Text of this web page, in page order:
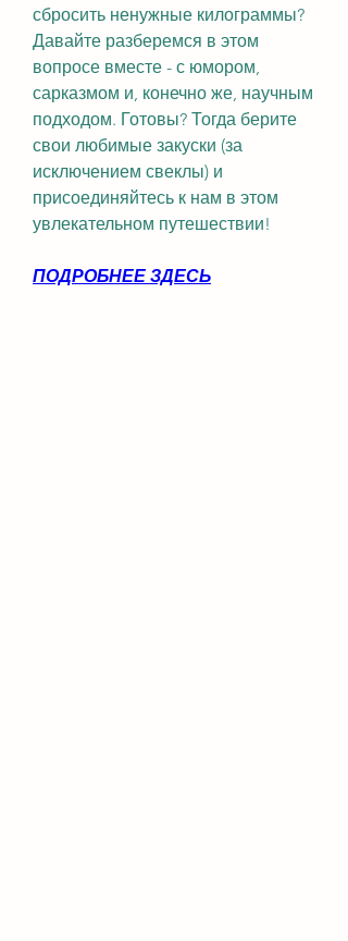
сбросить ненужные килограммы?
Давайте разберемся в этом
вопросе вместе - с юмором,
сарказмом и, конечно же, научным
подходом. Готовы? Тогда берите
свои любимые закуски (за
исключением свеклы) и
присоединяйтесь к нам в этом
увлекательном путешествии!
ПОДРОБНЕЕ ЗДЕСЬ